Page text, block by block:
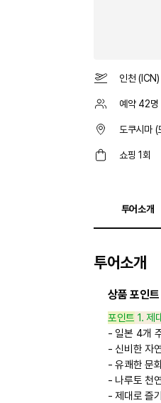
인천 (ICN)
예약 42명
도쿠시마 (
쇼핑 1회
투어소개
투어소개
상품 포인트
포인트 1. 제
- 일본 4개
- 신비한 자
- 유쾌한 문
- 나루토 천
- 제대로 즐